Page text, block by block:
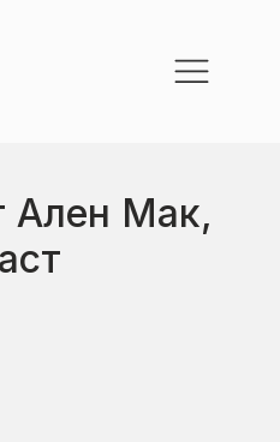
Ален Мак,